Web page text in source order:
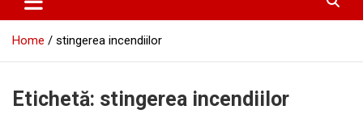
Home stingerea incendiilor
Etichetă: stingerea incendiilor